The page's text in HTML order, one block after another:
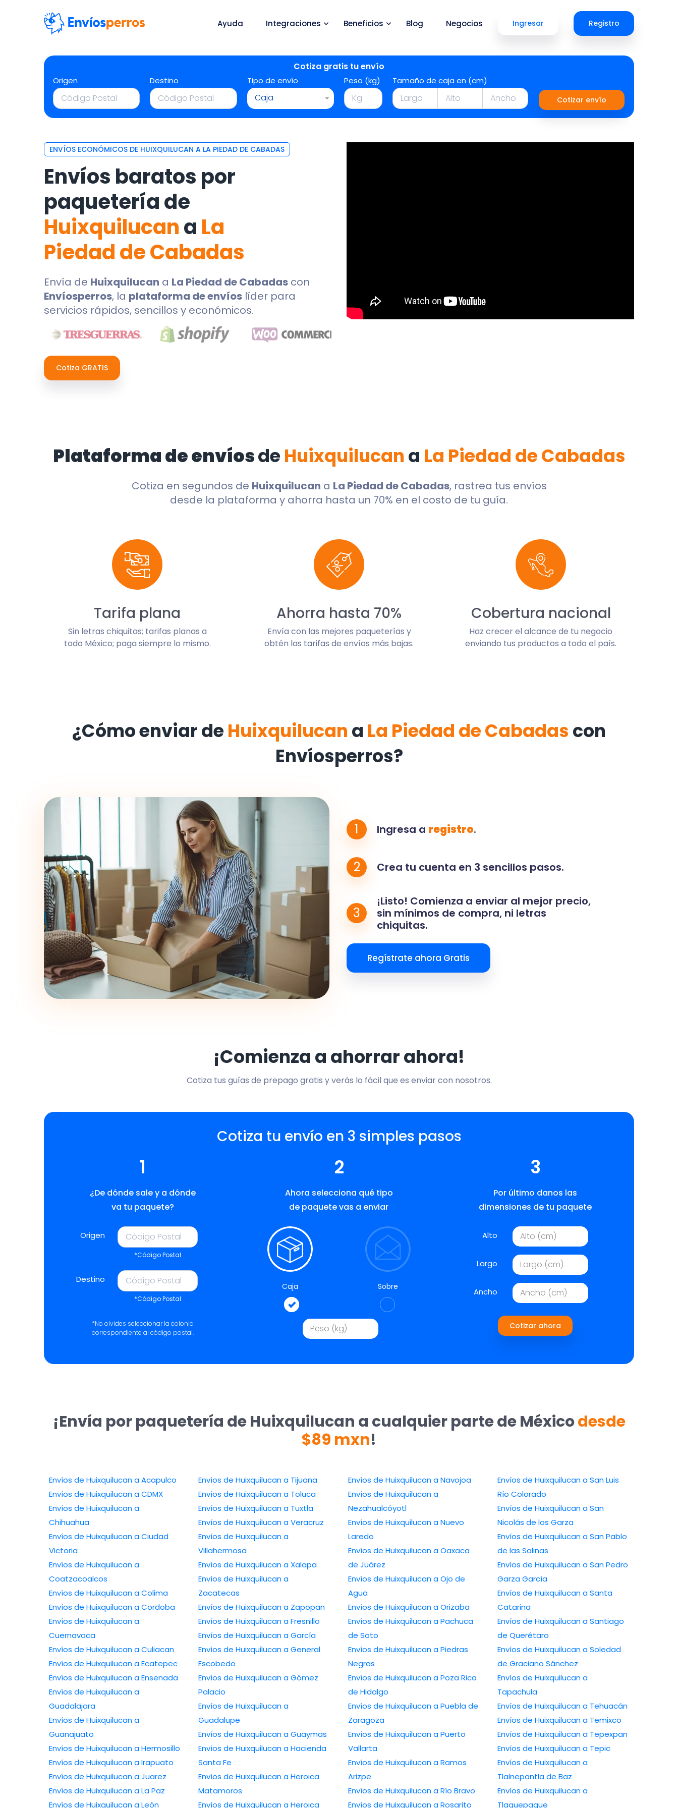
Ayuda Integraciones Beneficios Blog Negocios Ingresar Registro
Cotiza gratis tu envío
Origen Destino Tipo de envío
Caja
Peso (kg) Tamaño de caja en (cm)
Cotizar envío
ENVÍOS ECONÓMICOS DE HUIXQUILUCAN A LA PIEDAD DE CABADAS
Envíos baratos por
paquetería de
Huixquilucana La
Piedad de Cabadas
Envía de Huixquilucan a La Piedad de Cabadas con
Envíosperros, la plataforma de envíos líder para
servicios rápidos, sencillos y económicos.
Cotiza GRATIS
Plataforma de envíosde Huixquilucan a La Piedad de Cabadas
Cotiza en segundos de Huixquilucan a La Piedad de Cabadas, rastrea tus envíos
desde la plataforma y ahorra hasta un 70% en el costo de tu guía.
Tarifa plana
Sin letras chiquitas; tarifas planas a
todo México; paga siempre lo mismo.
Ahorra hasta 70%
Envía con las mejores paqueterías y
obtén las tarifas de envíos más bajas.
Cobertura nacional
Haz crecer el alcance de tu negocio
enviando tus productos a todo el país.
¿Cómo enviar de Huixquilucan a La Piedad de Cabadas con
Envíosperros?
1 Ingresa a registro.
2 Crea tu cuenta en 3 sencillos pasos.
3
¡Listo! Comienza a enviar al mejor precio,
sin mínimos de compra, ni letras
chiquitas.
Regístrate ahora Gratis
¡Comienza a ahorrar ahora!
Cotiza tus guías de prepago gratis y verás lo fácil que es enviar con nosotros.
Cotiza tu envío en 3 simples pasos
1
¿De dónde sale y a dónde
va tu paquete?
Origen
*Código Postal
Destino
*Código Postal
*No olvides seleccionar la colonia
correspondiente al código postal.
2
Ahora selecciona qué tipo
de paquete vas a enviar
Caja Sobre
3
Por último danos las
dimensiones de tu paquete
Alto
Largo
Ancho
Cotizar ahora
¡Envía por paquetería de Huixquilucan a cualquier parte de Méxicodesde
$89 mxn!
Envíos de Huixquilucan a Acapulco
Envíos de Huixquilucan a CDMX
Envíos de Huixquilucan a
Chihuahua
Envíos de Huixquilucan a Ciudad
Victoria
Envíos de Huixquilucan a
Coatzacoalcos
Envíos de Huixquilucan a Colima
Envíos de Huixquilucan a Cordoba
Envíos de Huixquilucan a
Cuernavaca
Envíos de Huixquilucan a Culiacan
Envíos de Huixquilucan a Ecatepec
Envíos de Huixquilucan a Ensenada
Envíos de Huixquilucan a
Guadalajara
Envíos de Huixquilucan a
Guanajuato
Envíos de Huixquilucan a Hermosillo
Envíos de Huixquilucan a Irapuato
Envíos de Huixquilucan a Juarez
Envíos de Huixquilucan a La Paz
Envíos de Huixquilucan a León
Envíos de Huixquilucan a Tijuana
Envíos de Huixquilucan a Toluca
Envíos de Huixquilucan a Tuxtla
Envíos de Huixquilucan a Veracruz
Envíos de Huixquilucan a
Villahermosa
Envíos de Huixquilucan a Xalapa
Envíos de Huixquilucan a
Zacatecas
Envíos de Huixquilucan a Zapopan
Envíos de Huixquilucan a Fresnillo
Envíos de Huixquilucan a García
Envíos de Huixquilucan a General
Escobedo
Envíos de Huixquilucan a Gómez
Palacio
Envíos de Huixquilucan a
Guadalupe
Envíos de Huixquilucan a Guaymas
Envíos de Huixquilucan a Hacienda
Santa Fe
Envíos de Huixquilucan a Heroica
Matamoros
Envíos de Huixquilucan a Heroica
Envíos de Huixquilucan a Navojoa
Envíos de Huixquilucan a
Nezahualcóyotl
Envíos de Huixquilucan a Nuevo
Laredo
Envíos de Huixquilucan a Oaxaca
de Juárez
Envíos de Huixquilucan a Ojo de
Agua
Envíos de Huixquilucan a Orizaba
Envíos de Huixquilucan a Pachuca
de Soto
Envíos de Huixquilucan a Piedras
Negras
Envíos de Huixquilucan a Poza Rica
de Hidalgo
Envíos de Huixquilucan a Puebla de
Zaragoza
Envíos de Huixquilucan a Puerto
Vallarta
Envíos de Huixquilucan a Ramos
Arizpe
Envíos de Huixquilucan a Río Bravo
Envíos de Huixquilucan a Rosarito
Envíos de Huixquilucan a San Luis
Río Colorado
Envíos de Huixquilucan a San
Nicolás de los Garza
Envíos de Huixquilucan a San Pablo
de las Salinas
Envíos de Huixquilucan a San Pedro
Garza García
Envíos de Huixquilucan a Santa
Catarina
Envíos de Huixquilucan a Santiago
de Querétaro
Envíos de Huixquilucan a Soledad
de Graciano Sánchez
Envíos de Huixquilucan a
Tapachula
Envíos de Huixquilucan a Tehuacán
Envíos de Huixquilucan a Temixco
Envíos de Huixquilucan a Tepexpan
Envíos de Huixquilucan a Tepic
Envíos de Huixquilucan a
Tlalnepantla de Baz
Envíos de Huixquilucan a
Tlaquepaque